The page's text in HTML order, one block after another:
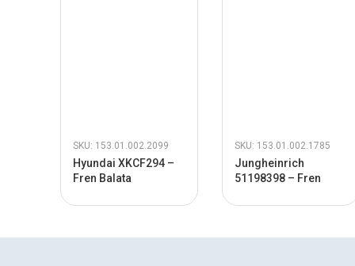
SKU: 153.01.002.2099
Hyundai XKCF294 –
Fren Balata
SKU: 153.01.002.1785
Jungheinrich
51198398 – Fren